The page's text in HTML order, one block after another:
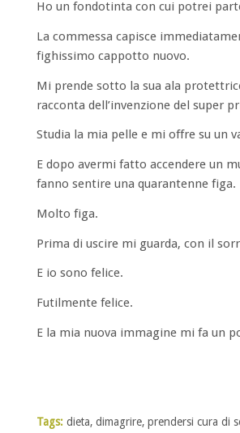
Ho un fondotinta con cui potrei
La commessa capisce
fighissimo cappotto nuovo.
Mi prende sotto la sua ala
racconta dell’invenzione del super
Studia la mia pelle e mi offre su un
E dopo avermi fatto accendere un
fanno sentire una quarantenne figa.
Molto figa.
Prima di uscire mi guarda, con il
E io sono felice.
Futilmente felice.
E la mia nuova immagine mi fa un
Tags: dieta, dimagrire, prendersi cura di